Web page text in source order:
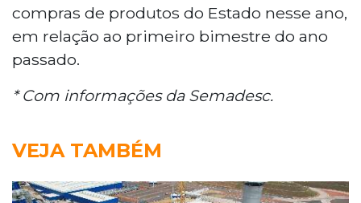
compras de produtos do Estado nesse ano,
em relação ao primeiro bimestre do ano
passado.
* Com informações da Semadesc.
VEJA TAMBÉM